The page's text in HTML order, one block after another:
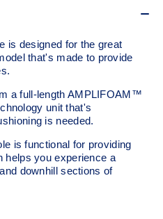
is designed for the great
that's made to provide
a full-length AMPLIFOAM™
unit that's
is needed.
is functional for providing
helps you experience a
downhill sections of